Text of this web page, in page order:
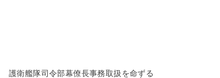
護衛艦隊司令部幕僚長事務取扱を命ずる